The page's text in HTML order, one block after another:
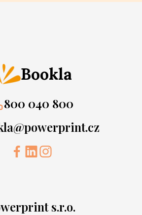
Bookla
800 040 800
s.r.o.